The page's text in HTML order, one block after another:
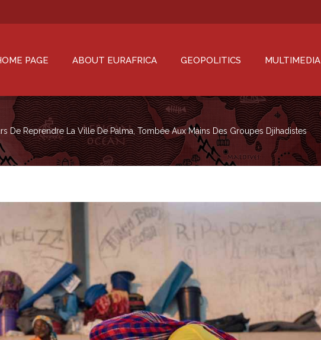
PAGE ABOUT EURAFRICA GEOPOLITICS MULTIMEDIA
De Reprendre La Ville De Palma, Tombée Aux Mains Des Groupes Djihadistes